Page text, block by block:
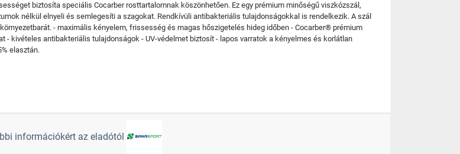
biztosíta speciális Cocarber rosttartalomnak köszönhetően. Ez egy prémium minőségű viszkózszál,
nélkül elnyeli és semlegesíti a szagokat. Rendkívüli antibakteriális tulajdonságokkal is rendelkezik. A szál
- maximális kényelem, frissesség és magas hőszigetelés hideg időben - Cocarber® prémium
kivételes antibakteriális tulajdonságok - UV-védelmet biztosít - lapos varratok a kényelmes és korlátlan
elasztán.
információkért az eladótól